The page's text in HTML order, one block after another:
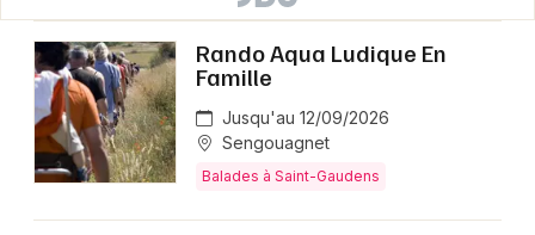
Rando Aqua Ludique En
Famille
Jusqu'au 12/09/2026
Sengouagnet
Balades à Saint-Gaudens